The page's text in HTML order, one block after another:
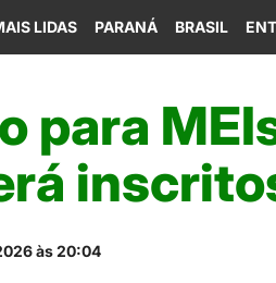
LIDAS PARANÁ BRASIL
para
às 20:04